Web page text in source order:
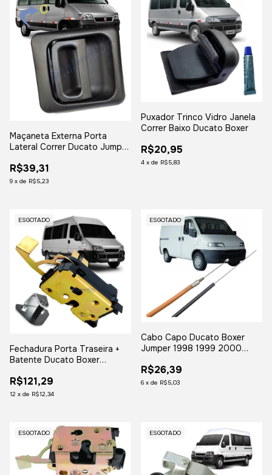
Maçaneta Externa Porta
Lateral Correr Ducato Jumper
R$39,31
9 x de R$5,23
Puxador Trinco Vidro Janela
Correr Baixo Ducato Boxer
R$20,95
4 x de R$5,83
ESGOTADO
Fechadura Porta Traseira +
Batente Ducato Boxer
R$121,29
12 x de R$12,34
ESGOTADO
Cabo Capo Ducato Boxer
Jumper 1998 1999 2000
R$26,39
6 x de R$5,03
ESGOTADO ESGOTADO